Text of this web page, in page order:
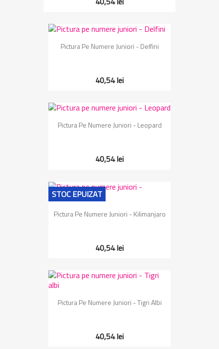
Pictura Pe Numere Juniori - Delfini
40,54 lei
Pictura Pe Numere Juniori - Leopard
40,54 lei
Pictura Pe Numere Juniori - Kilimanjaro
40,54 lei
STOC EPUIZAT
Pictura Pe Numere Juniori - Tigri Albi
40,54 lei